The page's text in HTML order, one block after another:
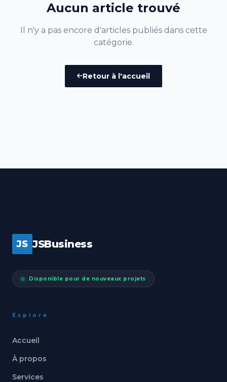
Aucun article trouvé
Il n'y a pas encore d'articles publiés dans cette
catégorie.
Retour à l'accueil
JS JSBusiness
Disponible pour de nouveaux projets
Explore
Accueil
À propos
Services